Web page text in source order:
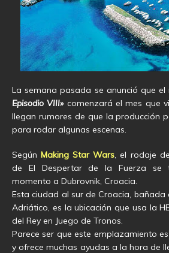
La semana pasada se anunció que el
Episodio VIII»comenzará el mes que
llegan rumores de que la producción
para rodar algunas escenas.
SegúnMaking Star Wars, el rodaje
de El Despertar de la Fuerza se
momento a Dubrovnik, Croacia.
Esta ciudad al sur de Croacia, bañada
Adriático, es la ubicación que usa la
del Rey en Juego de Tronos.
Parece ser que este emplazamiento
y ofrece muchas ayudas a la hora de